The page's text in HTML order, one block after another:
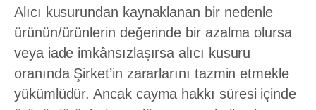
Alıcı kusurundan kaynaklanan bir nedenle
ürünün/ürünlerin değerinde bir azalma olursa
veya iade imkânsızlaşırsa alıcı kusuru
oranında Şirket’in zararlarını tazmin etmekle
yükümlüdür. Ancak cayma hakkı süresi içinde